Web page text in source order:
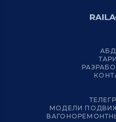
МОДЕЛИ